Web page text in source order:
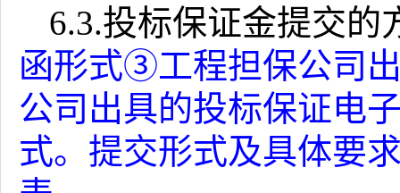
6.3.投标保证金提交的
函形式③工程担保公司
公司出具的投标保证电
式。提交形式及具体要